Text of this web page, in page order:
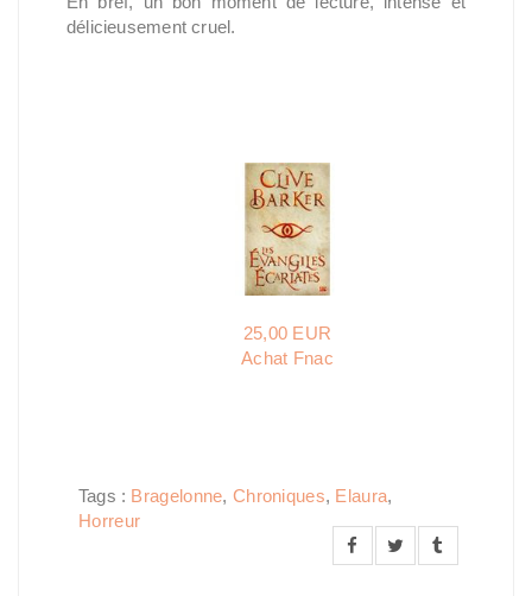
délicieusement cruel.
25,00 EUR
Achat Fnac
Tags : Bragelonne, Chroniques, Elaura,
Horreur